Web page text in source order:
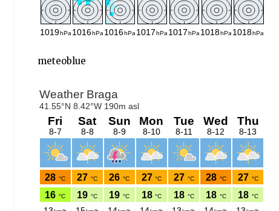
meteoblue